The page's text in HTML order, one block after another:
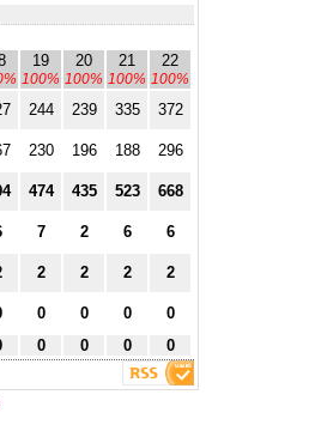
19
100%
20
100%
21
100%
22
100%
244 239 335
372
230 196 188
296
474 435 523
668
7 2 6
6
2 2 2
2
0 0 0
0
0 0 0 0